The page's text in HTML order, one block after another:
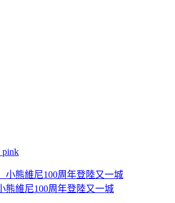
熊維尼100周年登陸又一城